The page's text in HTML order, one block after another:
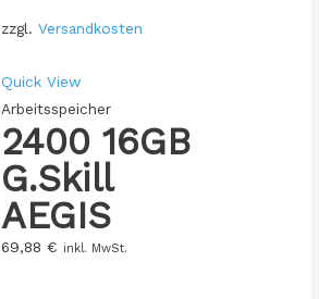
zzgl. Versandkosten
Quick View
Arbeitsspeicher
2400 16GB
G.Skill
AEGIS
69,88 € inkl. MwSt.